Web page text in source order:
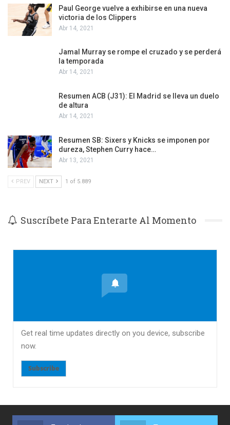
Paul George vuelve a exhibirse en una nueva
victoria de los Clippers
Abr 14, 2021
Jamal Murray se rompe el cruzado y se perderá
la temporada
Abr 14, 2021
Resumen ACB (J31): El Madrid se lleva un duelo
de altura
Abr 14, 2021
Resumen SB: Sixers y Knicks se imponen por
dureza, Stephen Curry hace…
Abr 13, 2021
PREV NEXT 1 of 5.889
Suscríbete Para Enterarte Al Momento
Get real time updates directly on you device, subscribe
now.
Subscribe